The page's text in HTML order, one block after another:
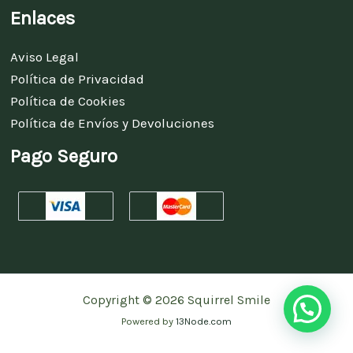
Enlaces
Aviso Legal
Política de Privacidad
Política de Cookies
Política de Envíos y Devoluciones
Pago Seguro
Copyright © 2026 Squirrel Smile
Powered by 13Node.com